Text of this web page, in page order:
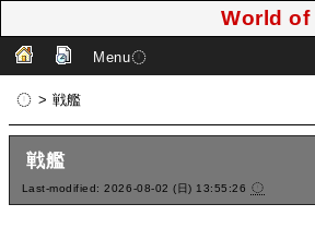
World of
Menu
> 戦艦
戦艦
Last-modified: 2026-08-02 (日) 13:55:26